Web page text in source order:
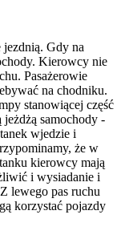
Gdy na
Kierowcy nie
Pasażerowie
na chodniku.
stanowiącej część
samochody -
wjedzie i
że w
kierowcy mają
i wysiadanie i
lewego pas ruchu
korzystać pojazdy